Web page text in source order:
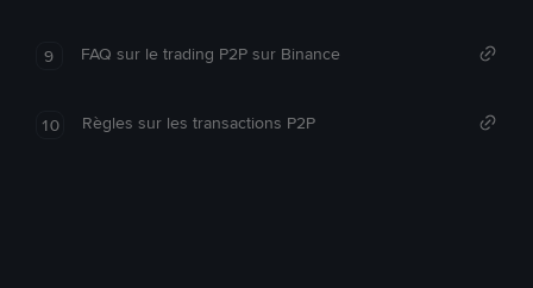
9 FAQ sur le trading P2P sur Binance
10 Règles sur les transactions P2P